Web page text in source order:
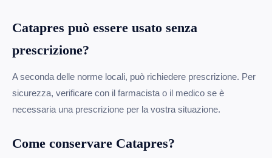
Catapres può essere usato senza
prescrizione?
A seconda delle norme locali, può richiedere prescrizione. Per
sicurezza, verificare con il farmacista o il medico se è
necessaria una prescrizione per la vostra situazione.
Come conservare Catapres?